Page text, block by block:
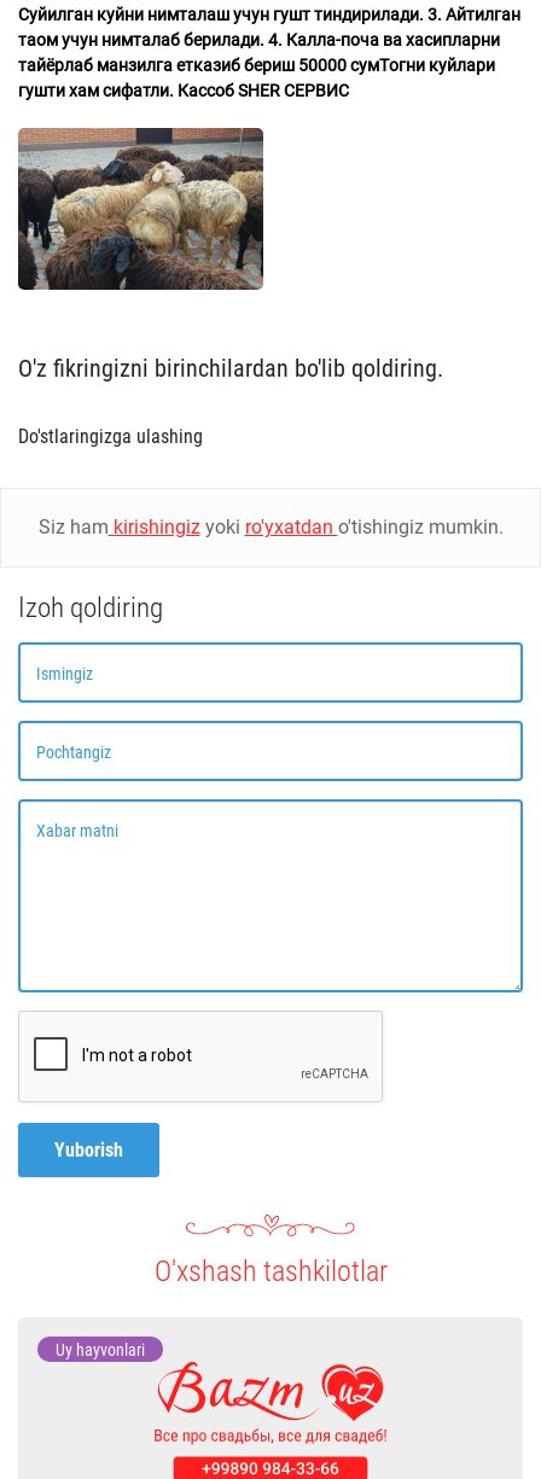
Суйилган куйни нимталаш учун гушт тиндирилади. 3. Айтилган
таом учун нимталаб берилади. 4. Калла-поча ва хасипларни
тайёрлаб манзилга етказиб бериш 50000 сумTогни куйлари
гушти хам сифатли. Кассоб SHER СЕРВИС
O'z fikringizni birinchilardan bo'lib qoldiring.
Do'stlaringizga ulashing
Siz ham kirishingizyoki ro'yxatdan o'tishingiz mumkin.
Izoh qoldiring
Ismingiz
Pochtangiz
Xabar matni
Yuborish
O'xshash tashkilotlar
Uy hayvonlari